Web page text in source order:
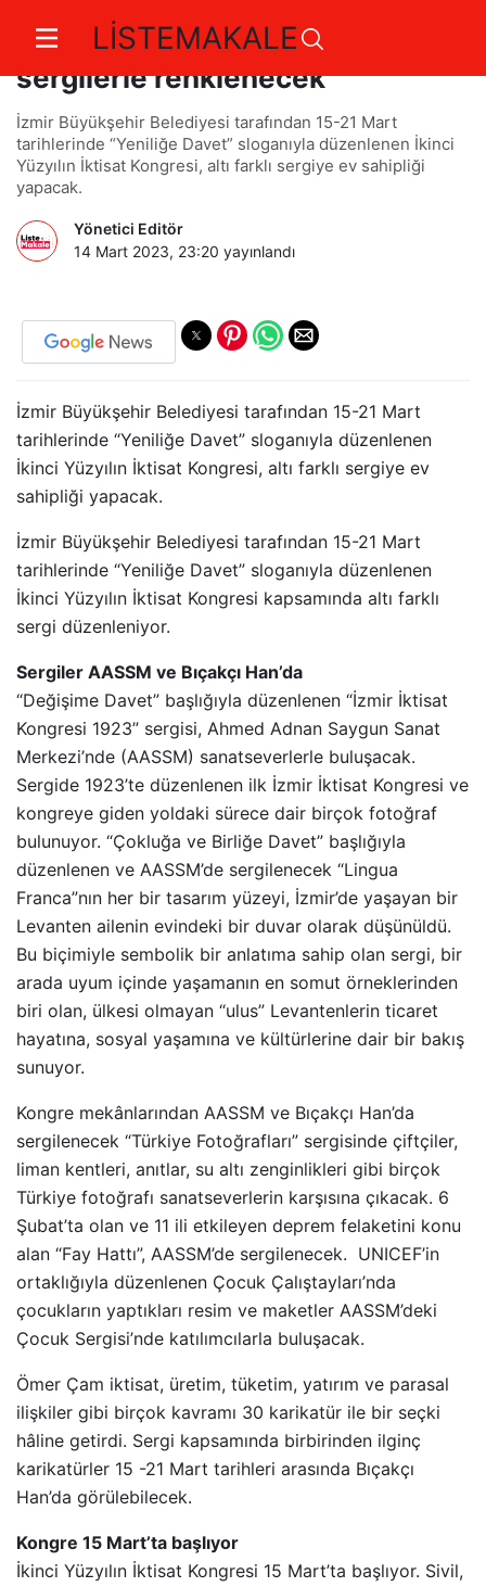
LİSTEMAKALE
İkinci Yüzyılın İktisat Kongresi
sergilerle renklenecek
İzmir Büyükşehir Belediyesi tarafından 15-21 Mart
tarihlerinde “Yeniliğe Davet” sloganıyla düzenlenen İkinci
Yüzyılın İktisat Kongresi, altı farklı sergiye ev sahipliği
yapacak.
Yönetici Editör
14 Mart 2023, 23:20 yayınlandı
İzmir Büyükşehir Belediyesi tarafından 15-21 Mart
tarihlerinde “Yeniliğe Davet” sloganıyla düzenlenen
İkinci Yüzyılın İktisat Kongresi, altı farklı sergiye ev
sahipliği yapacak.
İzmir Büyükşehir Belediyesi tarafından 15-21 Mart
tarihlerinde “Yeniliğe Davet” sloganıyla düzenlenen
İkinci Yüzyılın İktisat Kongresi kapsamında altı farklı
sergi düzenleniyor.
Sergiler AASSM ve Bıçakçı Han’da
“Değişime Davet” başlığıyla düzenlenen “İzmir İktisat
Kongresi 1923” sergisi, Ahmed Adnan Saygun Sanat
Merkezi’nde (AASSM) sanatseverlerle buluşacak.
Sergide 1923’te düzenlenen ilk İzmir İktisat Kongresi ve
kongreye giden yoldaki sürece dair birçok fotoğraf
bulunuyor. “Çokluğa ve Birliğe Davet” başlığıyla
düzenlenen ve AASSM’de sergilenecek “Lingua
Franca”nın her bir tasarım yüzeyi, İzmir’de yaşayan bir
Levanten ailenin evindeki bir duvar olarak düşünüldü.
Bu biçimiyle sembolik bir anlatıma sahip olan sergi, bir
arada uyum içinde yaşamanın en somut örneklerinden
biri olan, ülkesi olmayan “ulus” Levantenlerin ticaret
hayatına, sosyal yaşamına ve kültürlerine dair bir bakış
sunuyor.
Kongre mekânlarından AASSM ve Bıçakçı Han’da
sergilenecek “Türkiye Fotoğrafları” sergisinde çiftçiler,
liman kentleri, anıtlar, su altı zenginlikleri gibi birçok
Türkiye fotoğrafı sanatseverlerin karşısına çıkacak. 6
Şubat’ta olan ve 11 ili etkileyen deprem felaketini konu
alan “Fay Hattı”, AASSM’de sergilenecek. UNICEF’in
ortaklığıyla düzenlenen Çocuk Çalıştayları’nda
çocukların yaptıkları resim ve maketler AASSM’deki
Çocuk Sergisi’nde katılımcılarla buluşacak.
Ömer Çam iktisat, üretim, tüketim, yatırım ve parasal
ilişkiler gibi birçok kavramı 30 karikatür ile bir seçki
hâline getirdi. Sergi kapsamında birbirinden ilginç
karikatürler 15 -21 Mart tarihleri arasında Bıçakçı
Han’da görülebilecek.
Kongre 15 Mart’ta başlıyor
İkinci Yüzyılın İktisat Kongresi 15 Mart’ta başlıyor. Sivil,